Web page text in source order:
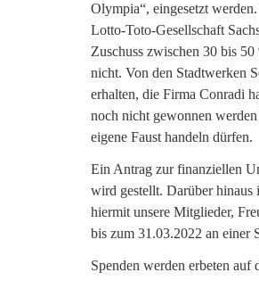
Olympia“, eingesetzt
Lotto-Toto-Gesellschaft
Zuschuss zwischen 30 bis
nicht. Von den Stadtwerken
erhalten, die Firma Conradi
noch nicht gewonnen
eigene Faust handeln dürfen.
Ein Antrag zur finanziellen
wird gestellt. Darüber hinaus
hiermit unsere Mitglieder,
bis zum 31.03.2022 an einer
Spenden werden erbeten auf